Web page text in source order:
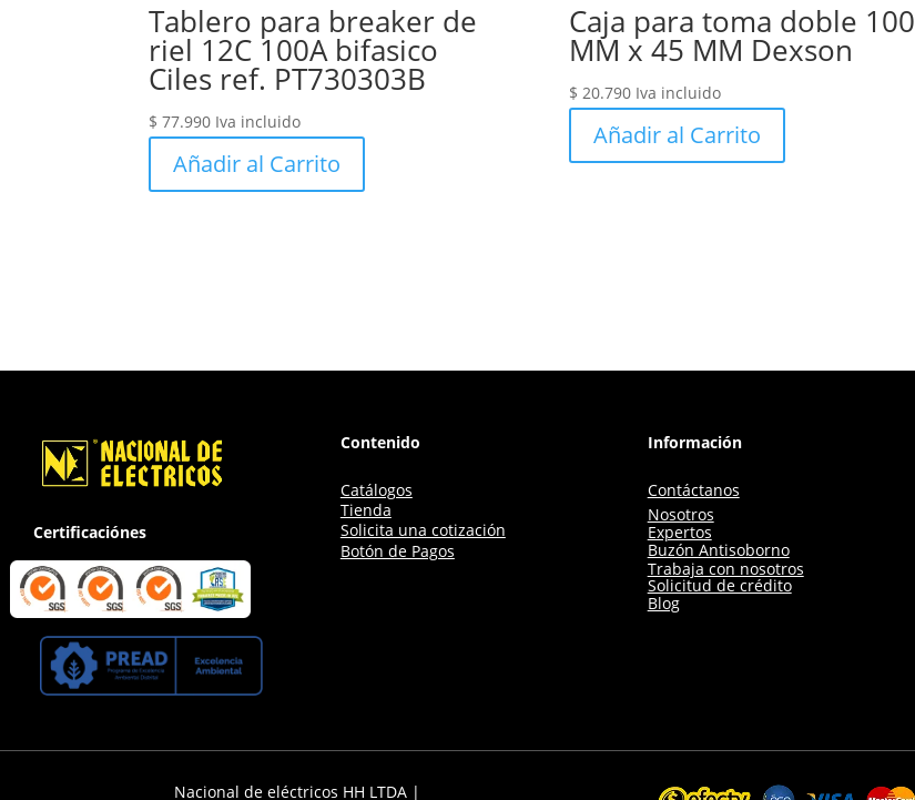
Tablero para breaker de
riel 12C 100A bifasico
Ciles ref. PT730303B
$ 77.990 Iva incluido
Añadir al Carrito
Caja para toma doble 100
MM x 45 MM Dexson
$ 20.790 Iva incluido
Añadir al Carrito
Certificaciónes
Contenido
Catálogos
Tienda
Solicita una cotización
Botón de Pagos
Información
Contáctanos
Nosotros
Expertos
Buzón Antisoborno
Trabaja con nosotros
Solicitud de crédito
Blog
Nacional de eléctricos HH LTDA |